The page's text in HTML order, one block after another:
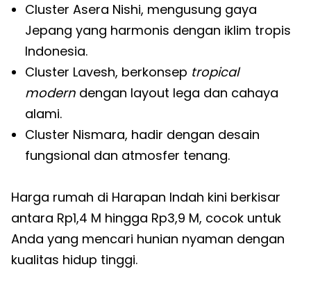
Cluster Asera Nishi, mengusung gaya
Jepang yang harmonis dengan iklim tropis
Indonesia.
Cluster Lavesh, berkonsep tropical
modern dengan layout lega dan cahaya
alami.
Cluster Nismara, hadir dengan desain
fungsional dan atmosfer tenang.
Harga rumah di Harapan Indah kini berkisar
antara Rp1,4 M hingga Rp3,9 M, cocok untuk
Anda yang mencari hunian nyaman dengan
kualitas hidup tinggi.